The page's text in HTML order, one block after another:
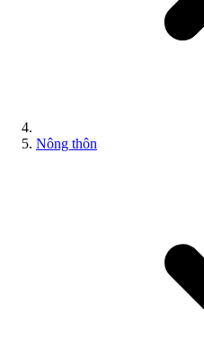
Nông thôn